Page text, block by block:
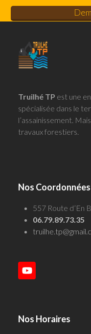
Truilhé TP est une
spécialisée dans le
l’assainissement.
travaux forestiers.
Nos Coordonnées
557 Route d’En
06.79.89.73.35
YouTube
Nos Horaires